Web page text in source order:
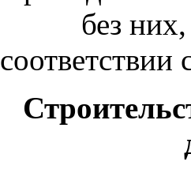
без
соответствии